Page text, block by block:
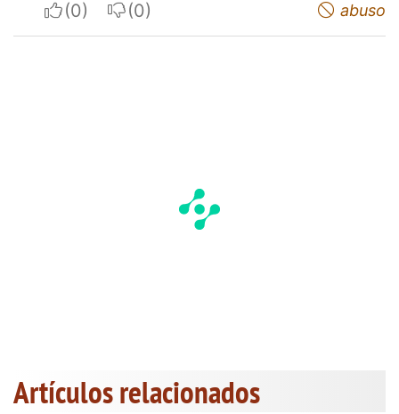
I apreciateI do not appreciate abuso
Artículos relacionados